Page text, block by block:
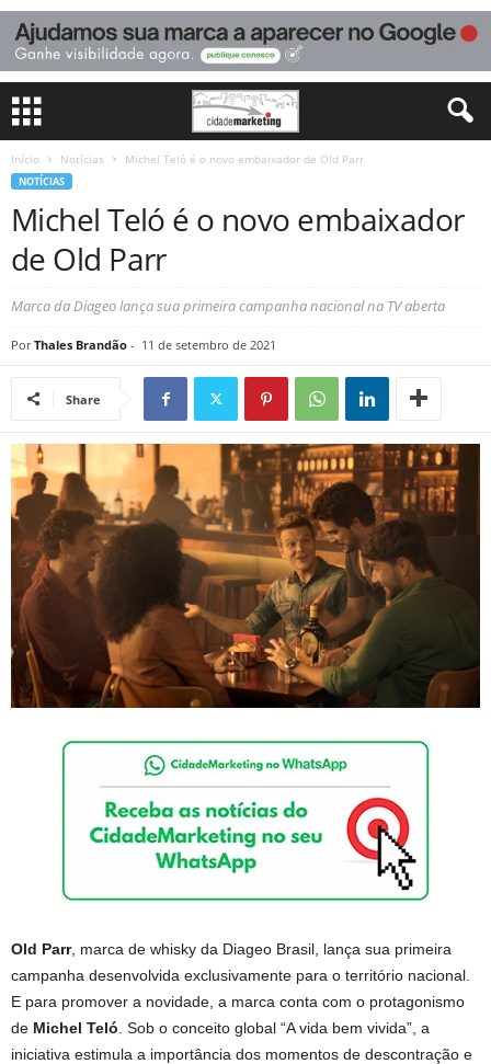
Início Notícias Michel Teló é o novo embaixador de Old Parr
NOTÍCIAS
Michel Teló é o novo embaixador
de Old Parr
Marca da Diageo lança sua primeira campanha nacional na TV aberta
Por Thales Brandão - 11 de setembro de 2021
Share
Old Parr, marca de whisky da Diageo Brasil, lança sua primeira
campanha desenvolvida exclusivamente para o território nacional.
E para promover a novidade, a marca conta com o protagonismo
de Michel Teló . Sob o conceito global “A vida bem vivida”, a
iniciativa estimula a importância dos momentos de descontração e